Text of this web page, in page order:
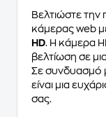
Βελτιώστε
κάμερας web
HD. Η κάμερα
βελτίωση σε
Σε συνδυασμό
είναι μια
σας.